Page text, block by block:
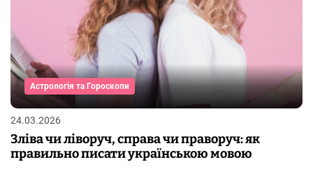
Астрологія та Гороскопи
24.03.2026
Зліва чи ліворуч, справа чи праворуч: як
правильно писати українською мовою